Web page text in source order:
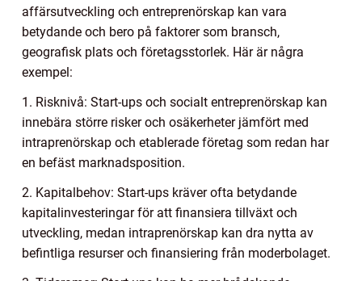
affärsutveckling och entreprenörskap kan vara
betydande och bero på faktorer som bransch,
geografisk plats och företagsstorlek. Här är några
exempel:
1. Risknivå: Start-ups och socialt entreprenörskap kan
innebära större risker och osäkerheter jämfört med
intraprenörskap och etablerade företag som redan har
en befäst marknadsposition.
2. Kapitalbehov: Start-ups kräver ofta betydande
kapitalinvesteringar för att finansiera tillväxt och
utveckling, medan intraprenörskap kan dra nytta av
befintliga resurser och finansiering från moderbolaget.